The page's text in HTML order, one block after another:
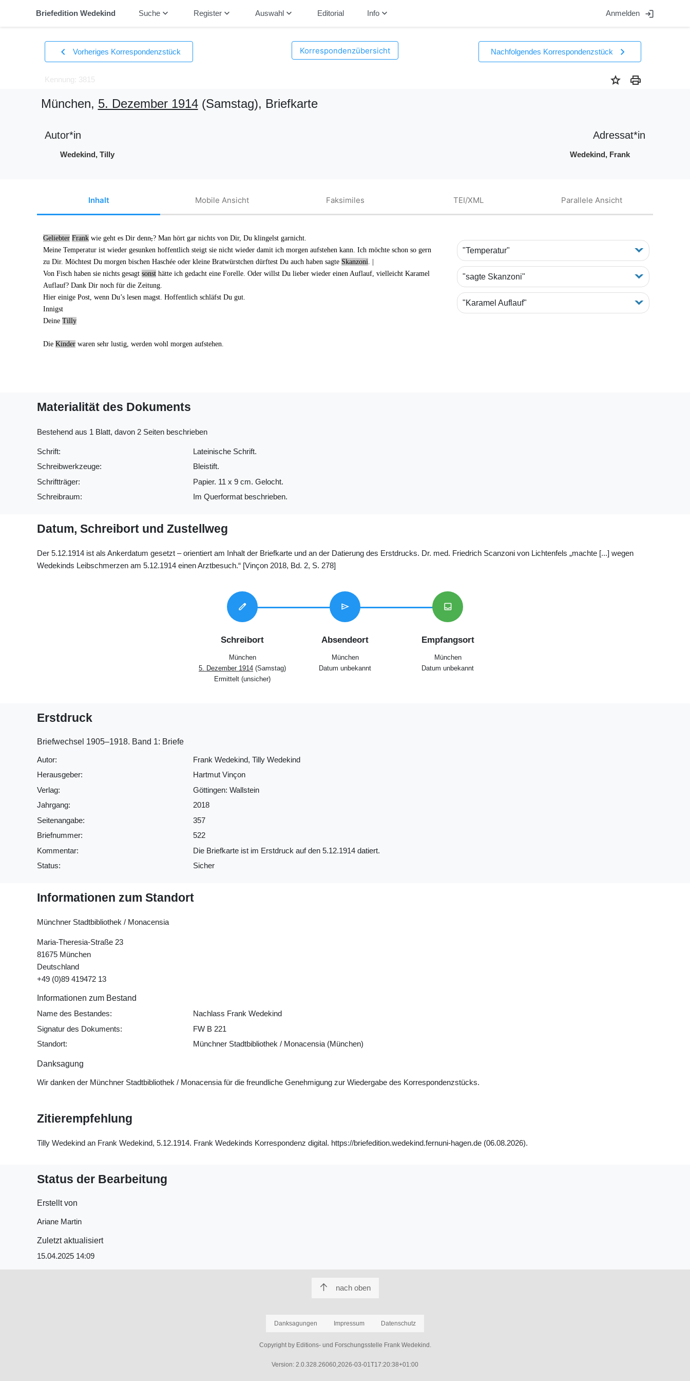
Briefedition Wedekind Suchekeyboard_arrow_down Registerkeyboard_arrow_down Auswahlkeyboard_arrow_down Editorial Infokeyboard_arrow_down Anmelden login
chevron_left Vorheriges Korrespondenzstück Korrespondenzübersicht Nachfolgendes Korrespondenzstück chevron_right
Kennung: 3815 star print
München, 5. Dezember 1914(Samstag), Briefkarte
Autor*in
Wedekind, Tilly
Adressat*in
Wedekind, Frank
Inhalt Mobile Ansicht Faksimiles TEI/XML Parallele Ansicht
Geliebter Frankwie geht es Dir denn,? Man hört gar nichts von Dir, Du klingelst garnicht.
Meine Temperaturist wieder gesunken hoffentlich steigt sie nicht wieder damit ich morgen aufstehen kann. Ich möchte schon so gern
zu Dir. Möchtest Du morgen bischen Haschée oder kleine Bratwürstchen dürftest Du auch haben sagte Skanzoni
Von Fisch haben sie nichts gesagt sonsthätte ich gedacht eine Forelle. Oder willst Du lieber wieder einen Auflauf, vielleicht Karamel
Auflauf? Dank Dir noch für die Zeitung.
Hier einige Post, wenn Du’s lesen magst. Hoffentlich schläfst Du gut.
Innigst
Deine Tilly
Die Kinderwaren sehr lustig, werden wohl morgen aufstehen.
"Temperatur"
"sagte Skanzoni"
"Karamel Auflauf"
Materialität des Dokuments
Bestehend aus 1 Blatt, davon 2 Seiten beschrieben
Schrift:
Lateinische Schrift.
Schreibwerkzeuge:
Bleistift.
Schriftträger:
Papier. 11 x 9 cm. Gelocht.
Schreibraum:
Im Querformat beschrieben.
Datum, Schreibort und Zustellweg
Der 5.12.1914 ist als Ankerdatum gesetzt – orientiert am Inhalt der Briefkarte und an der Datierung des Erstdrucks. Dr. med. Friedrich Scanzoni von Lichtenfels „machte [...] wegen
Wedekinds Leibschmerzen am 5.12.1914 einen Arztbesuch.“ [Vinçon 2018, Bd. 2, S. 278]
edit
Schreibort
München
5. Dezember 1914 (Samstag)
Ermittelt (unsicher)
send
Absendeort
München
Datum unbekannt
inbox
Empfangsort
München
Datum unbekannt
Erstdruck
Briefwechsel 1905‒1918. Band 1: Briefe
Autor:
Frank Wedekind, Tilly Wedekind
Herausgeber:
Hartmut Vinçon
Verlag:
Göttingen: Wallstein
Jahrgang:
2018
Seitenangabe:
357
Briefnummer:
522
Kommentar:
Die Briefkarte ist im Erstdruck auf den 5.12.1914 datiert.
Status:
Sicher
Informationen zum Standort
Münchner Stadtbibliothek / Monacensia
Maria-Theresia-Straße 23
81675 München
Deutschland
+49 (0)89 419472 13
Informationen zum Bestand
Name des Bestandes:
Nachlass Frank Wedekind
Signatur des Dokuments:
FW B 221
Standort:
Münchner Stadtbibliothek / Monacensia (München)
Danksagung
Wir danken der Münchner Stadtbibliothek / Monacensia für die freundliche Genehmigung zur Wiedergabe des Korrespondenzstücks.
Zitierempfehlung
Tilly Wedekind an Frank Wedekind, 5.12.1914. Frank Wedekinds Korrespondenz digital. https://briefedition.wedekind.fernuni-hagen.de (06.08.2026).
Status der Bearbeitung
Erstellt von
Ariane Martin
Zuletzt aktualisiert
15.04.2025 14:09
nach oben
Danksagungen Impressum Datenschutz
Copyright by Editions- und Forschungsstelle Frank Wedekind.
Version: 2.0.328.26060,2026-03-01T17:20:38+01:00